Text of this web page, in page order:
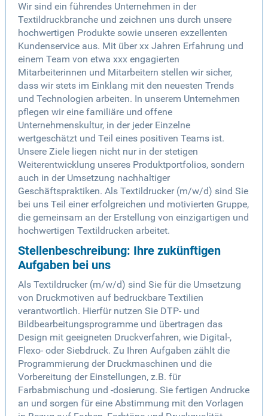
Wir sind ein führendes Unternehmen in der
Textildruckbranche und zeichnen uns durch unsere
hochwertigen Produkte sowie unseren exzellenten
Kundenservice aus. Mit über xx Jahren Erfahrung und
einem Team von etwa xxx engagierten
Mitarbeiterinnen und Mitarbeitern stellen wir sicher,
dass wir stets im Einklang mit den neuesten Trends
und Technologien arbeiten. In unserem Unternehmen
pflegen wir eine familiäre und offene
Unternehmenskultur, in der jeder Einzelne
wertgeschätzt und Teil eines positiven Teams ist.
Unsere Ziele liegen nicht nur in der stetigen
Weiterentwicklung unseres Produktportfolios, sondern
auch in der Umsetzung nachhaltiger
Geschäftspraktiken. Als Textildrucker (m/w/d) sind Sie
bei uns Teil einer erfolgreichen und motivierten Gruppe,
die gemeinsam an der Erstellung von einzigartigen und
hochwertigen Textildrucken arbeitet.
Stellenbeschreibung: Ihre zukünftigen
Aufgaben bei uns
Als Textildrucker (m/w/d) sind Sie für die Umsetzung
von Druckmotiven auf bedruckbare Textilien
verantwortlich. Hierfür nutzen Sie DTP- und
Bildbearbeitungsprogramme und übertragen das
Design mit geeigneten Druckverfahren, wie Digital-,
Flexo- oder Siebdruck. Zu Ihren Aufgaben zählt die
Programmierung der Druckmaschinen und die
Vorbereitung der Einstellungen, z.B. für
Farbabmischung und -dosierung. Sie fertigen Andrucke
an und sorgen für eine Abstimmung mit den Vorlagen